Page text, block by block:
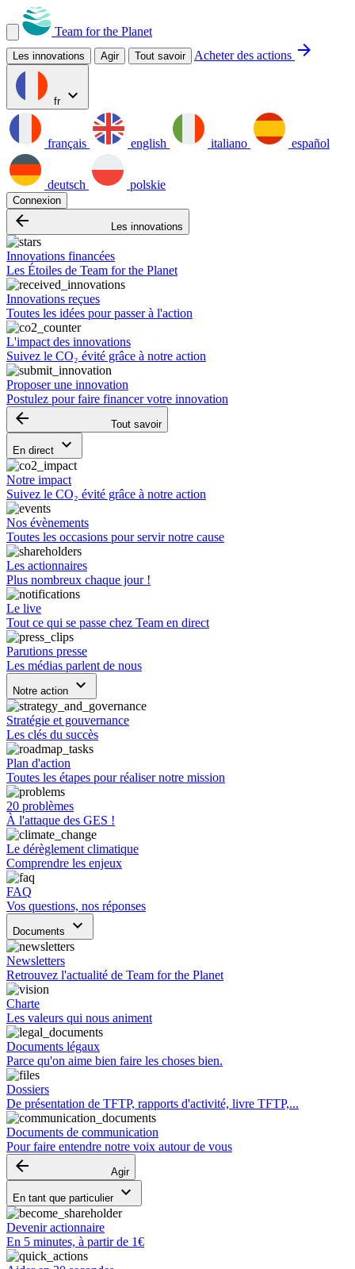
Team for the Planet
Les innovations Agir Tout savoir Acheter des actions arrow_forward
fr expand_more
français english italiano español
deutsch polskie
Connexion
arrow_backward Les innovations
Innovations financées
Les Étoiles de Team for the Planet
Innovations reçues
Toutes les idées pour passer à l'action
L'impact des innovations
Suivez le CO₂ évité grâce à notre action
Proposer une innovation
Postulez pour faire financer votre innovation
arrow_backward Tout savoir
En direct keyboard_arrow_down
Notre impact
Suivez le CO₂ évité grâce à notre action
Nos évènements
Toutes les occasions pour servir notre cause
Les actionnaires
Plus nombreux chaque jour !
Le live
Tout ce qui se passe chez Team en direct
Parutions presse
Les médias parlent de nous
Notre action keyboard_arrow_down
Stratégie et gouvernance
Les clés du succès
Plan d'action
Toutes les étapes pour réaliser notre mission
20 problèmes
À l'attaque des GES !
Le dérèglement climatique
Comprendre les enjeux
FAQ
Vos questions, nos réponses
Documents keyboard_arrow_down
Newsletters
Retrouvez l'actualité de Team for the Planet
Charte
Les valeurs qui nous animent
Documents légaux
Parce qu'on aime bien faire les choses bien.
Dossiers
De présentation de TFTP, rapports d'activité, livre TFTP,...
Documents de communication
Pour faire entendre notre voix autour de vous
arrow_backward Agir
En tant que particulier keyboard_arrow_down
Devenir actionnaire
En 5 minutes, à partir de 1€